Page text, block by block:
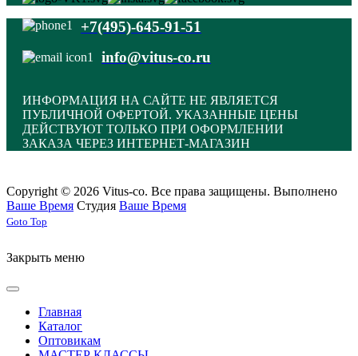
+7(495)-645-91-51
info@vitus-co.ru
ИНФОРМАЦИЯ НА САЙТЕ НЕ ЯВЛЯЕТСЯ
ПУБЛИЧНОЙ ОФЕРТОЙ. УКАЗАННЫЕ ЦЕНЫ
ДЕЙСТВУЮТ ТОЛЬКО ПРИ ОФОРМЛЕНИИ
ЗАКАЗА ЧЕРЕЗ ИНТЕРНЕТ-МАГАЗИН
Copyright © 2026 Vitus-co. Все права защищены. Выполнено
Ваше Время Студия Ваше Время
Joomla! 3 Templates
Goto Top
Закрыть меню
Главная
Каталог
Оптовикам